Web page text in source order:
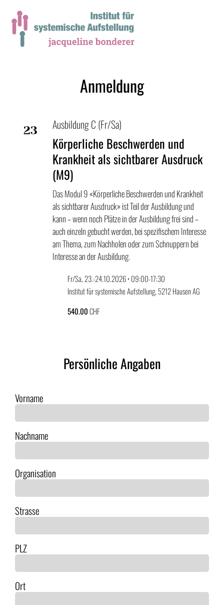
Anmeldung
23 Ausbildung C (Fr/Sa)
Körperliche Beschwerden und
Krankheit als sichtbarer Ausdruck
(M9)
Das Modul 9 «Körperliche Beschwerden und Krankheit
als sichtbarer Ausdruck» ist Teil der Ausbildung und
kann – wenn noch Plätze in der Ausbildung frei sind –
auch einzeln gebucht werden, bei spezifischem Interesse
am Thema, zum Nachholen oder zum Schnuppern bei
Interesse an der Ausbildung.
Fr/Sa, 23.-24.10.2026 • 09:00-17:30
Institut für systemische Aufstellung, 5212 Hausen AG
540.00CHF
Persönliche Angaben
Vorname
Nachname
Organisation
Strasse
PLZ
Ort